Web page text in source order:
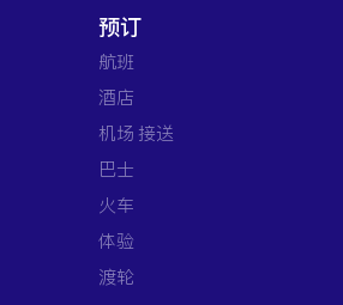
预订
航班
酒店
机场 接送
巴士
火车
体验
渡轮